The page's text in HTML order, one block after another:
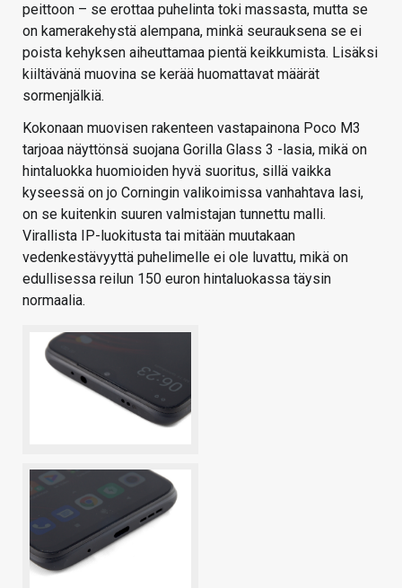
peittoon – se erottaa puhelinta toki massasta, mutta se
on kamerakehystä alempana, minkä seurauksena se ei
poista kehyksen aiheuttamaa pientä keikkumista. Lisäksi
kiiltävänä muovina se kerää huomattavat määrät
sormenjälkiä.
Kokonaan muovisen rakenteen vastapainona Poco M3
tarjoaa näyttönsä suojana Gorilla Glass 3 -lasia, mikä on
hintaluokka huomioiden hyvä suoritus, sillä vaikka
kyseessä on jo Corningin valikoimissa vanhahtava lasi,
on se kuitenkin suuren valmistajan tunnettu malli.
Virallista IP-luokitusta tai mitään muutakaan
vedenkestävyyttä puhelimelle ei ole luvattu, mikä on
edullisessa reilun 150 euron hintaluokassa täysin
normaalia.